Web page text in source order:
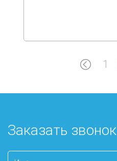
1
Заказать звонок